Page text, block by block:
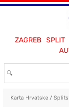
ZAGREB SPLIT
Karta Hrvatske/